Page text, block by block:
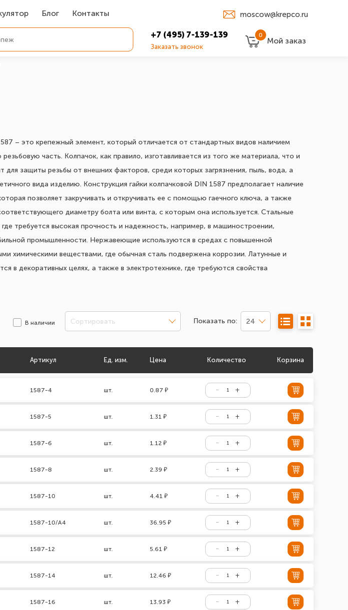
Блог Контакты moscow@krepco.ru
+7 (495) 7-139-139
Заказать звонок
0
Мой заказ
– это крепежный элемент, который отличается от стандартных видов наличием
часть. Колпачок, как правило, изготавливается из того же материала, что и
для защиты резьбы от внешних факторов, среди которых загрязнения, пыль, вода, а
вида изделию. Конструкция гайки колпачковой DIN 1587 предполагает наличие
позволяет закручивать и откручивать ее с помощью гаечного ключа, а также
диаметру болта или винта, с которым она используется. Стальные
требуется высокая прочность и надежность, например, в машиностроении,
промышленности. Нержавеющие используются в средах с повышенной
химическими веществами, где обычная сталь подвержена коррозии. Латунные и
в декоративных целях, а также в электротехнике, где требуются свойства
В наличии Сортировать Показать по: 24
Артикул Ед. изм. Цена Количество Корзина
1587-4 шт. 0.87 ₽
1587-5 шт. 1.31 ₽
1587-6 шт. 1.12 ₽
1587-8 шт. 2.39 ₽
1587-10 шт. 4.41 ₽
1587-10/А4 шт. 36.95 ₽
1587-12 шт. 5.61 ₽
1587-14 шт. 12.46 ₽
1587-16 шт. 13.93 ₽